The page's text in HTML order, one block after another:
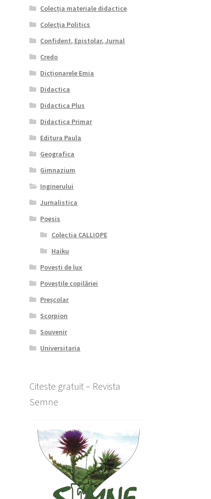
Colecția materiale didactice
Colecția Politics
Confident, Epistolar, Jurnal
Credo
Dicționarele Emia
Didactica
Didactica Plus
Didactica Primar
Editura Paula
Geografica
Gimnazium
Inginerului
Jurnalistica
Poesis
Colectia CALLIOPE
Haiku
Povești de lux
Poveștile copilăriei
Preșcolar
Scorpion
Souvenir
Universitaria
Citeste gratuit – Revista
Semne